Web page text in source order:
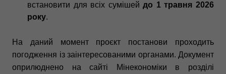
встановити для всіх сумішейдо 1 травня 2026
року.
На даний момент проєкт постанови проходить
погодження із заінтересованими органами. Документ
оприлюднено на сайті Мінекономіки в розділі